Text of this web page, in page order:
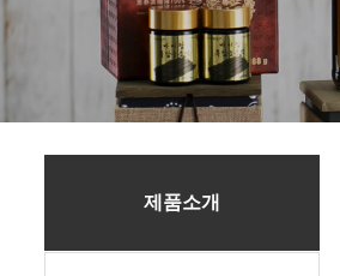
제품소개